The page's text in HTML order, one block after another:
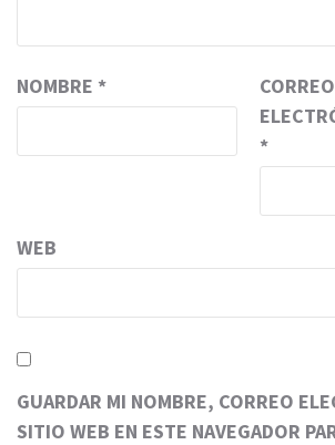
NOMBRE *
CORREO
*
WEB
GUARDAR MI NOMBRE, CORREO
SITIO WEB EN ESTE NAVEGADOR